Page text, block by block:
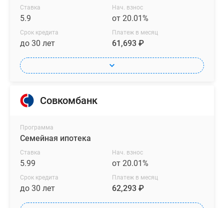
Ставка
5.9
Нач. взнос
от 20.01%
Срок кредита
до 30 лет
Платеж в месяц
61,693 ₽
Совкомбанк
Программа
Семейная ипотека
Ставка
5.99
Нач. взнос
от 20.01%
Срок кредита
до 30 лет
Платеж в месяц
62,293 ₽